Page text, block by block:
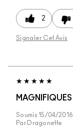
2
Signaler Cet Avis
MAGNIFIQUES
Soumis15/04/2016
Par Dragonette